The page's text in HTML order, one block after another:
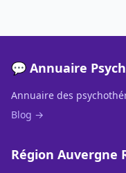
💬 Annuaire
Annuaire des
Blog →
Région Auvergne